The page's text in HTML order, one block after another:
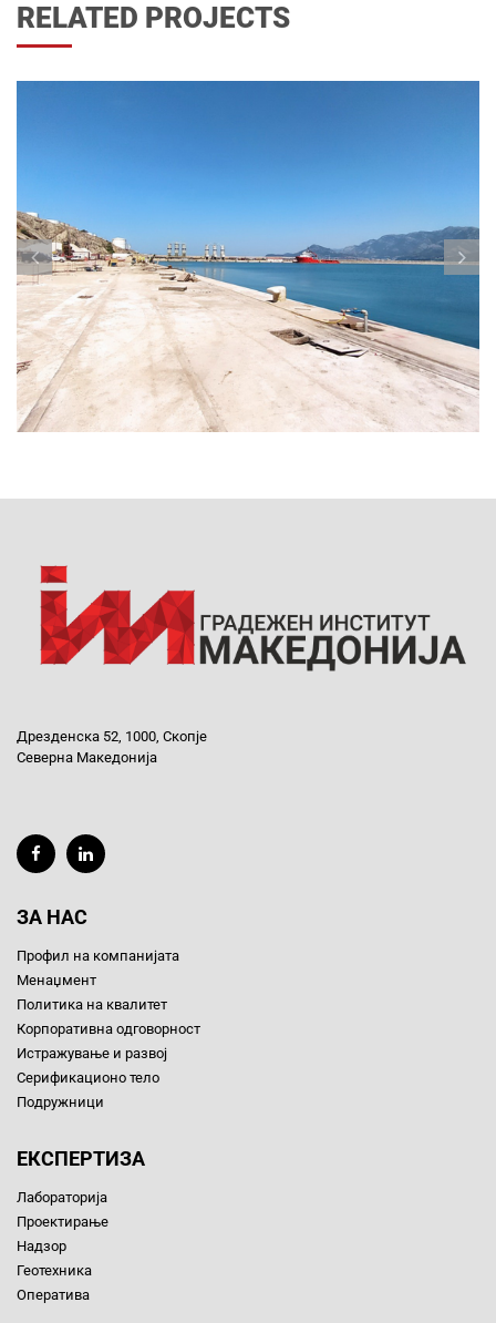
RELATED PROJECTS
Дрезденска 52, 1000, Скопје
Северна Македонија
ЗА НАС
Профил на компанијата
Менаџмент
Политика на квалитет
Корпоративна одговорност
Истражување и развој
Серификационо тело
Подружници
ЕКСПЕРТИЗА
Лабораторија
Проектирање
Надзор
Геотехника
Оператива